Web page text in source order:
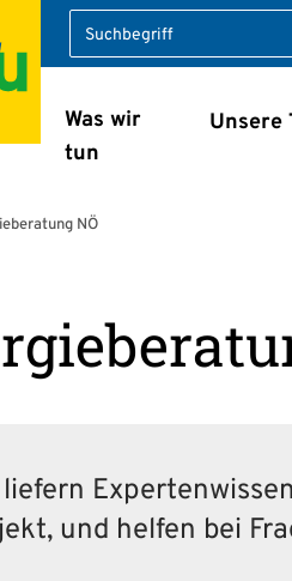
Suche
Navigation
Was wir
tun
Unsere
NÖ
liefern
und helfen bei